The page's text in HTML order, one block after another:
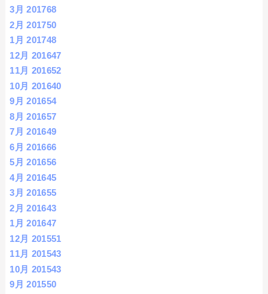
3月 201768
2月 201750
1月 201748
12月 201647
11月 201652
10月 201640
9月 201654
8月 201657
7月 201649
6月 201666
5月 201656
4月 201645
3月 201655
2月 201643
1月 201647
12月 201551
11月 201543
10月 201543
9月 201550